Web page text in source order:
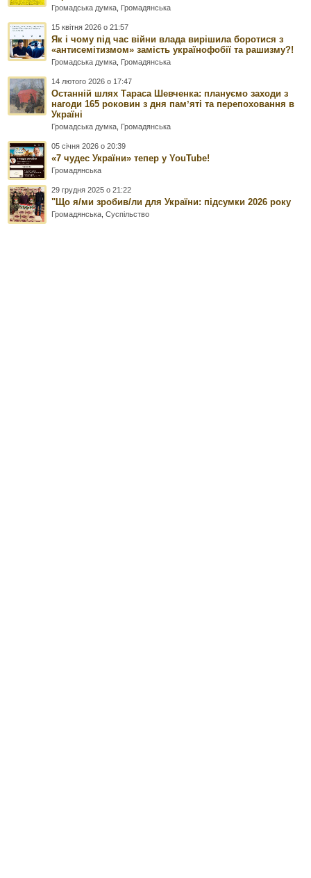
Громадська думка Громадянська
15 квітня 2026 о 21:57
Як і чому під час війни влада вирішила боротися з
«антисемітизмом» замість українофобії та рашизму?!
Громадська думка Громадянська
14 лютого 2026 о 17:47
Останній шлях Тараса Шевченка: плануємо заходи з
нагоди 165 роковин з дня памʼяті та перепоховання в
Україні
Громадська думка Громадянська
05 січня 2026 о 20:39
«7 чудес України» тепер у YouTube!
Громадянська
29 грудня 2025 о 21:22
"Що я/ми зробив/ли для України: підсумки 2026 року
Громадянська ,Суспільство